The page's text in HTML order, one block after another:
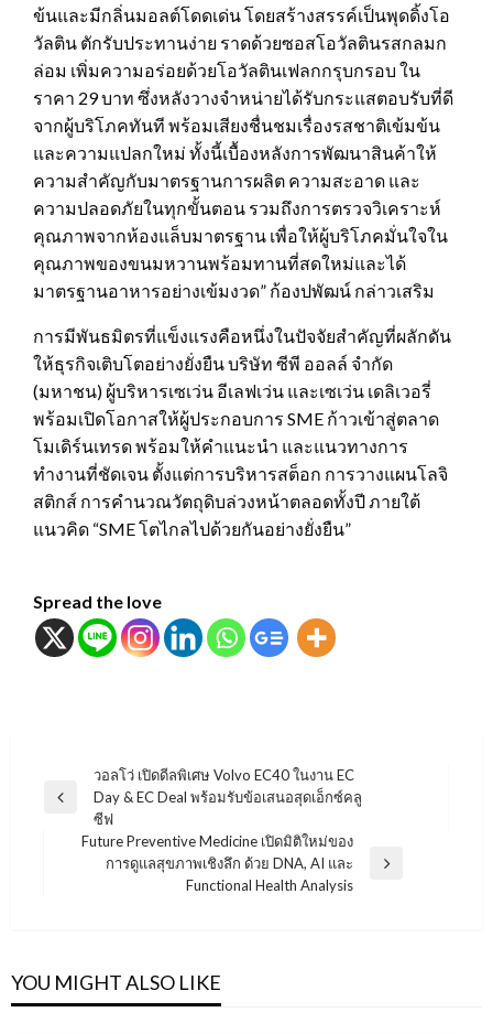
ข้นและมีกลิ่นมอลต์โดดเด่น โดยสร้างสรรค์เป็นพุดดิ้งโอ
วัลติน ตักรับประทานง่าย ราดด้วยซอสโอวัลตินรสกลมก
ล่อม เพิ่มความอร่อยด้วยโอวัลตินเฟลกกรุบกรอบ ใน
ราคา 29 บาท ซึ่งหลังวางจำหน่ายได้รับกระแสตอบรับที่ดี
จากผู้บริโภคทันที พร้อมเสียงชื่นชมเรื่องรสชาติเข้มข้น
และความแปลกใหม่ ทั้งนี้เบื้องหลังการพัฒนาสินค้าให้
ความสำคัญกับมาตรฐานการผลิต ความสะอาด และ
ความปลอดภัยในทุกขั้นตอน รวมถึงการตรวจวิเคราะห์
คุณภาพจากห้องแล็บมาตรฐาน เพื่อให้ผู้บริโภคมั่นใจใน
คุณภาพของขนมหวานพร้อมทานที่สดใหม่และได้
มาตรฐานอาหารอย่างเข้มงวด” ก้องปพัฒน์ กล่าวเสริม
การมีพันธมิตรที่แข็งแรงคือหนึ่งในปัจจัยสำคัญที่ผลักดัน
ให้ธุรกิจเติบโตอย่างยั่งยืน บริษัท ซีพี ออลล์ จำกัด
(มหาชน) ผู้บริหารเซเว่น อีเลฟเว่น และเซเว่น เดลิเวอรี่
พร้อมเปิดโอกาสให้ผู้ประกอบการ SME ก้าวเข้าสู่ตลาด
โมเดิร์นเทรด พร้อมให้คำแนะนำ และแนวทางการ
ทำงานที่ชัดเจน ตั้งแต่การบริหารสต็อก การวางแผนโลจิ
สติกส์ การคำนวณวัตถุดิบล่วงหน้าตลอดทั้งปี ภายใต้
แนวคิด “SME โตไกลไปด้วยกันอย่างยั่งยืน”
Spread the love
แนะแนว
เรื่อง
Previous
วอลโว่ เปิดดีลพิเศษ Volvo EC40 ในงาน EC
Day & EC Deal พร้อมรับข้อเสนอสุดเอ็กซ์คลู
ซีฟ
Future Preventive Medicine เปิดมิติใหม่ของ
การดูแลสุขภาพเชิงลึก ด้วย DNA, AI และ
Functional Health Analysis
YOU MIGHT ALSO LIKE